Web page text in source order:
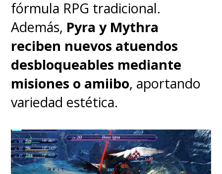
uno que nos tiene a todos bien
atentos y expectantes tras el
exitazo en que se convirtió la
primera entrega.
fórmula RPG tradicional.
Además, Pyra y Mythra
reciben nuevos atuendos
desbloqueables mediante
misiones o amiibo, aportando
variedad estética.